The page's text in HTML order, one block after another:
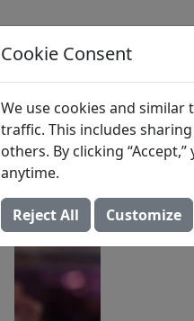
เนื้อไก่ส่ว
23 ตุลาคม 2023 (อัปเดต: 2
Cookie Consent
We use cookies and
traffic. This includes
others. By clicking
anytime.
Reject All Customize